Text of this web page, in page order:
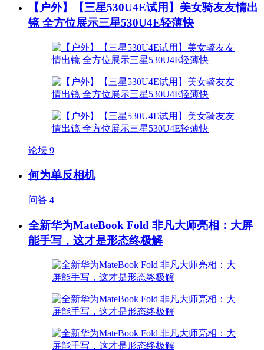
【户外】【三星530U4E试用】美女骑友友情出
镜 全方位展示三星530U4E轻薄快
论坛 9
何为单反相机
问答 4
全新华为MateBook Fold 非凡大师亮相：大屏
能手写，这才是形态终极解